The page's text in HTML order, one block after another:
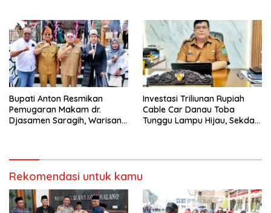
Bupati Anton Resmikan
Pemugaran Makam dr.
Djasamen Saragih, Warisan
Investasi Triliunan Rupiah
Cable Car Danau Toba
Tunggu Lampu Hijau, Sekda
Rekomendasi untuk kamu